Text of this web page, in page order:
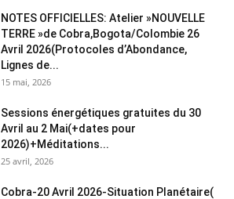
NOTES OFFICIELLES: Atelier »NOUVELLE
TERRE »de Cobra,Bogota/Colombie 26
Avril 2026(Protocoles d’Abondance,
Lignes de...
15 mai, 2026
Sessions énergétiques gratuites du 30
Avril au 2 Mai(+dates pour
2026)+Méditations...
25 avril, 2026
Cobra-20 Avril 2026-Situation Planétaire(